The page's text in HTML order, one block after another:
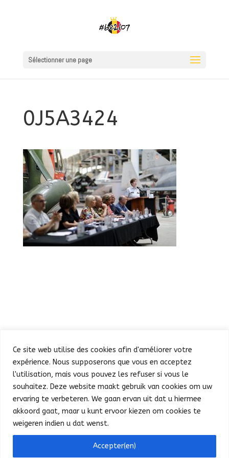
Ce site web utilise des cookies afin d'améliorer votre
expérience. Nous supposerons que vous en acceptez
l'utilisation, mais vous pouvez les refuser si vous le
souhaitez. Deze website maakt gebruik van cookies om uw
ervaring te verbeteren. We gaan ervan uit dat u hiermee
akkoord gaat, maar u kunt ervoor kiezen om cookies te
weigeren indien u dat wenst.
Accepter(en)
Sélectionner une page
0J5A3424
Défilé
Fête au Parc
Concert et feu d’artifice
Presse
Bonjour ! Puis-je vous aider ?